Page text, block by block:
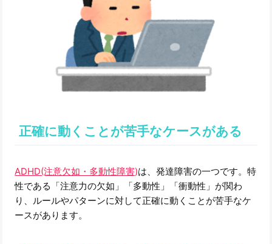
正確に動くことが苦手なケースがある
ADHD(注意欠如・多動性障害)は、発達障害の一つです。特
性である「注意力の欠如」「多動性」「衝動性」が関わ
り、ルールやパターンに対して正確に動くことが苦手なケ
ースがあります。